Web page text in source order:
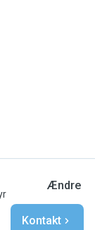
Ændre
Kontakt